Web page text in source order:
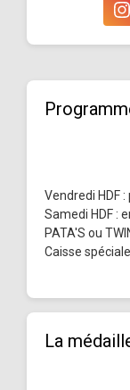
Vendredi HDF
Samedi HDF :
PATA'S ou
Caisse
La